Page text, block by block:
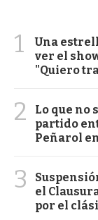
1
Una
ver el
"Quiero
2
Lo que no
partido
Peñarol
3
el
por el